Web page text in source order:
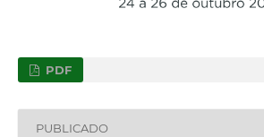
PDF
PUBLICADO